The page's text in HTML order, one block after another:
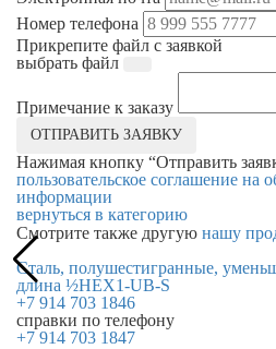
Номер телефона
Прикрепите файл с заявкой
выбрать файл
Примечание к заказу
ОТПРАВИТЬ ЗАЯВКУ
Нажимая кнопку “Отправить
пользовательское соглашение на
информации
вернуться в категорию
Смотрите также другую нашу
Сталь, полушестигранные,
длина ½HEX1-UB-S
+7 914 703 1846
справки по телефону
+7 914 703 1847